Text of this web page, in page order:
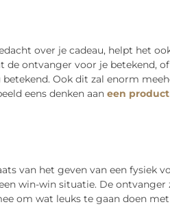
over je cadeau, helpt het
de ontvanger voor je betekend,
Ook dit zal enorm
eens denken aan een
van het geven van een fysiek
win-win situatie. De ontvanger
om wat leuks te gaan doen